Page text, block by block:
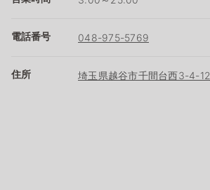
電話番号 048-975-5769
住所 埼玉県越谷市千間台西3-4-12